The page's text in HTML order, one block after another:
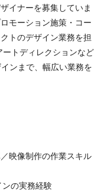
イナーを募集していま
モーション施策・コー
トのデザイン業務を担
トディレクションなど
ンまで、幅広い業務を
映像制作の作業スキル
ンの実務経験